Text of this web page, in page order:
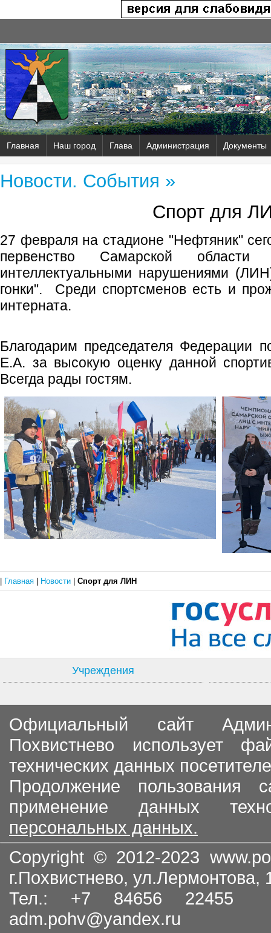
Главная Наш город Глава Администрация Документы
Новости. События »
Спорт для
27 февраля на стадионе "Нефтяник"
первенство Самарской
интеллектуальными нарушениями
гонки". Среди спортсменов есть и
интерната.
Благодарим председателя Федерации
Е.А. за высокую оценку данной
Всегда рады гостям.
Главная Новости Спорт для ЛИН
Учреждения
Официальный сайт
Похвистнево использует
технических данных
Продолжение пользования
применение данных
персональных данных.
Copyright © 2012-2023
г.Похвистнево, ул.Лермонтова,
Тел.: +7 84656
adm.pohv@yandex.ru